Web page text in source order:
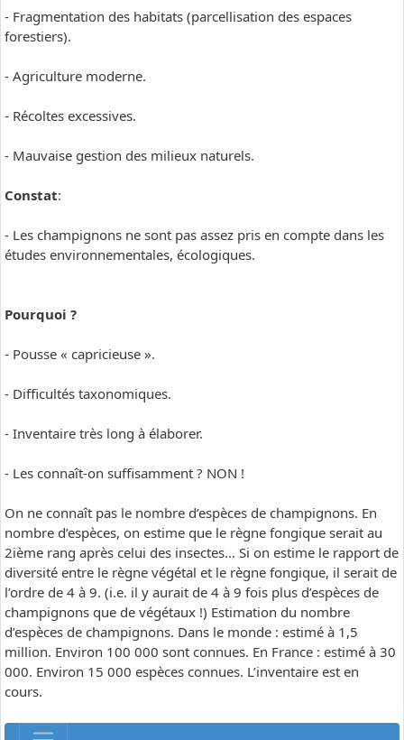
- Fragmentation des habitats (parcellisation des espaces
forestiers).
- Agriculture moderne.
- Récoltes excessives.
- Mauvaise gestion des milieux naturels.
Constat:
- Les champignons ne sont pas assez pris en compte dans les
études environnementales, écologiques.
Pourquoi ?
- Pousse « capricieuse ».
- Difficultés taxonomiques.
- Inventaire très long à élaborer.
- Les connaît-on suffisamment ? NON !
On ne connaît pas le nombre d’espèces de champignons. En
nombre d’espèces, on estime que le règne fongique serait au
2ième rang après celui des insectes… Si on estime le rapport de
diversité entre le règne végétal et le règne fongique, il serait de
l’ordre de 4 à 9. (i.e. il y aurait de 4 à 9 fois plus d’espèces de
champignons que de végétaux !) Estimation du nombre
d’espèces de champignons. Dans le monde : estimé à 1,5
million. Environ 100 000 sont connues. En France : estimé à 30
000. Environ 15 000 espèces connues. L’inventaire est en
cours.